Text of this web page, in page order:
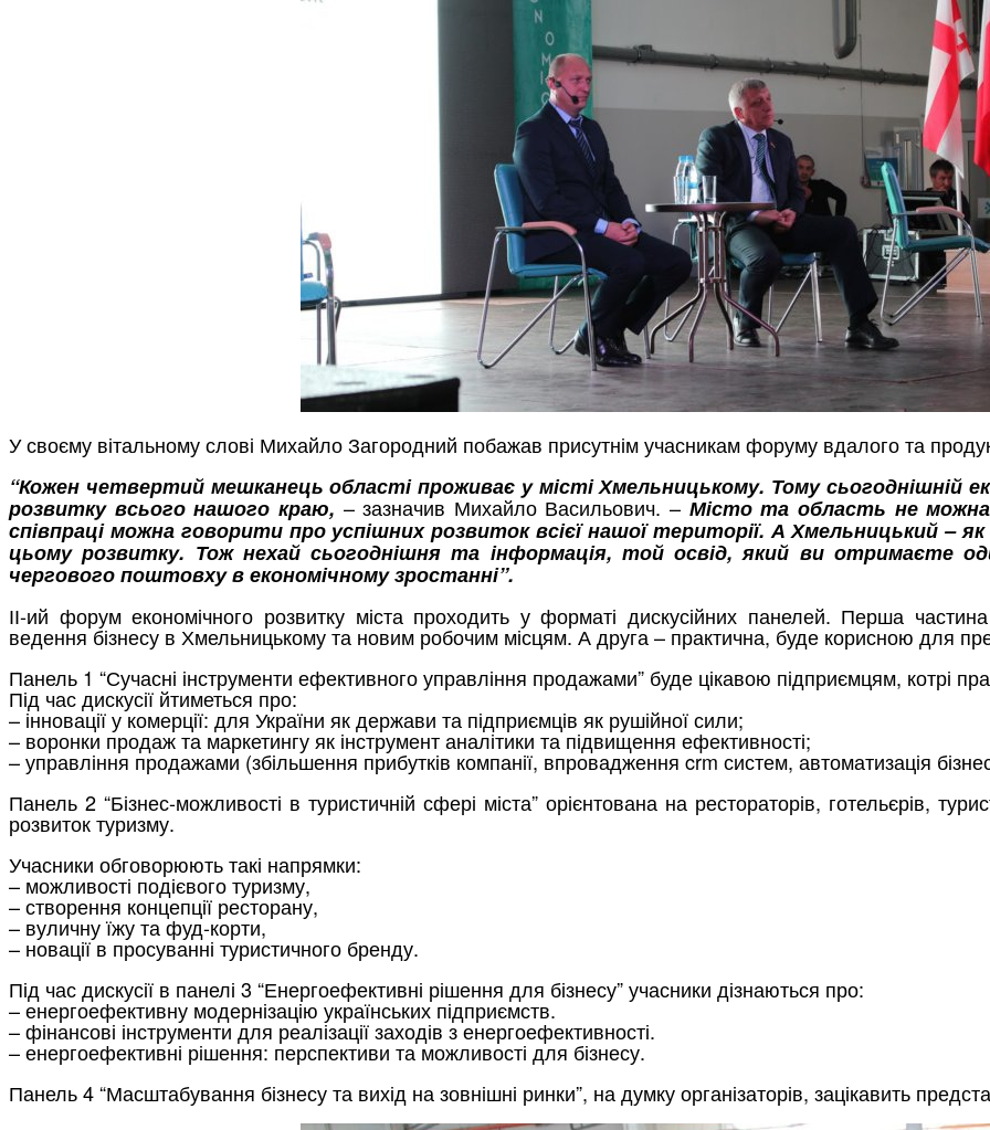
У своєму вітальному слові Михайло Загородний побажав присутнім учасникам форуму вдалого та
“Кожен четвертий мешканець області проживає у місті Хмельницькому. Тому
розвитку всього нашого краю, – зазначив Михайло Васильович. – Місто та область не можна
співпраці можна говорити про успішних розвиток всієї нашої території. А Хмельницький –
цьому розвитку. Тож нехай сьогоднішня та інформація, той освід, який ви отримаєте
чергового поштовху в економічному зростанні”.
ІІ-ий форум економічного розвитку міста проходить у форматі дискусійних панелей. Перша
ведення бізнесу в Хмельницькому та новим робочим місцям. А друга – практична, буде корисною для
Панель 1 “Сучасні інструменти ефективного управління продажами” буде цікавою підприємцям, котрі
Під час дискусії йтиметься про:
– інновації у комерції: для України як держави та підприємців як рушійної сили;
– воронки продаж та маркетингу як інструмент аналітики та підвищення ефективності;
– управління продажами (збільшення прибутків компанії, впровадження crm систем, автоматизація
Панель 2 “Бізнес-можливості в туристичній сфері міста” орієнтована на рестораторів, готельєрів,
розвиток туризму.
Учасники обговорюють такі напрямки:
– можливості подієвого туризму,
– створення концепції ресторану,
– вуличну їжу та фуд-корти,
– новації в просуванні туристичного бренду.
Під час дискусії в панелі 3 “Енергоефективні рішення для бізнесу” учасники дізнаються про:
– енергоефективну модернізацію українських підприємств.
– фінансові інструменти для реалізації заходів з енергоефективності.
– енергоефективні рішення: перспективи та можливості для бізнесу.
Панель 4 “Масштабування бізнесу та вихід на зовнішні ринки”, на думку організаторів, зацікавить